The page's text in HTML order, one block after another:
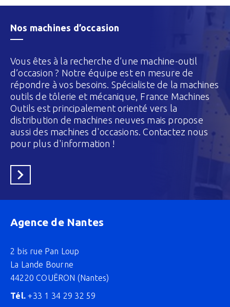
Nos machines d’occasion
Vous êtes à la recherche d’une machine-outil
d’occasion ? Notre équipe est en mesure de
répondre à vos besoins. Spécialiste de la machines
outils de tôlerie et mécanique, France Machines
Outils est principalement orienté vers la
distribution de machines neuves mais propose
aussi des machines d'occasions. Contactez nous
pour plus d'information !
En savoir plus
Agence de Nantes
2 bis rue Pan Loup
La Lande Bourne
44220 COUËRON (Nantes)
Tél. +33 1 34 29 32 59